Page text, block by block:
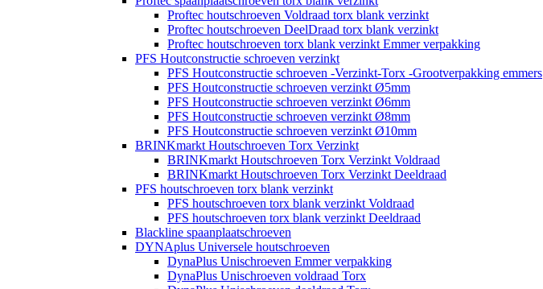
Proftec houtschroeven Voldraad torx blank verzinkt
Proftec houtschroeven DeelDraad torx blank verzinkt
Proftec houtschroeven torx blank verzinkt Emmer verpakking
PFS Houtconstructie schroeven verzinkt
PFS Houtconstructie schroeven -Verzinkt-Torx -Grootverpakking emmers
PFS Houtconstructie schroeven verzinkt Ø5mm
PFS Houtconstructie schroeven verzinkt Ø6mm
PFS Houtconstructie schroeven verzinkt Ø8mm
PFS Houtconstructie schroeven verzinkt Ø10mm
BRINKmarkt Houtschroeven Torx Verzinkt
BRINKmarkt Houtschroeven Torx Verzinkt Voldraad
BRINKmarkt Houtschroeven Torx Verzinkt Deeldraad
PFS houtschroeven torx blank verzinkt
PFS houtschroeven torx blank verzinkt Voldraad
PFS houtschroeven torx blank verzinkt Deeldraad
Blackline spaanplaatschroeven
DYNAplus Universele houtschroeven
DynaPlus Unischroeven Emmer verpakking
DynaPlus Unischroeven voldraad Torx